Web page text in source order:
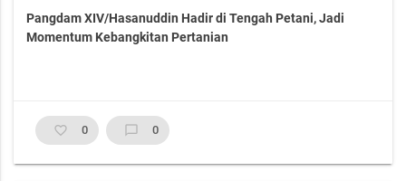
Pangdam XIV/Hasanuddin Hadir di Tengah Petani, Jadi
Momentum Kebangkitan Pertanian
favorite_border 0 chat_bubble_outline 0